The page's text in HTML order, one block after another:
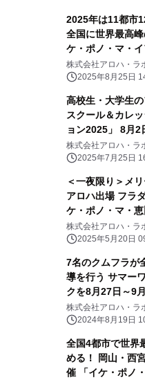
2025年は11都市
全国に世界最高
ケ・ポノ・マ・イ
株式会社アロハ・ラ
2025年8月25日
高校生・大学生
スクール＆カレ
ョン2025」 8月2
浜で開催！
株式会社アロハ・ラ
2025年7月25日
＜一夜限り＞メ
アロハ出場 フラ
ケ・ポノ・マ・
TOKYO 2025」
株式会社アロハ・ラ
2025年5月20日
7名のクムフラが
導を行う サマー
クを8月27日～9
株式会社アロハ・ラ
2024年8月19日
全国4都市で世界
める！ 岡山・西
催 「イケ・ポノ